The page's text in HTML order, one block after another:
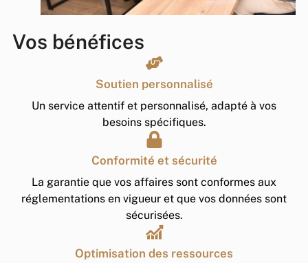
Vos bénéfices
Soutien personnalisé
Un service attentif et personnalisé, adapté à vos
besoins spécifiques.
Conformité et sécurité
La garantie que vos affaires sont conformes aux
réglementations en vigueur et que vos données sont
sécurisées.
Optimisation des ressources